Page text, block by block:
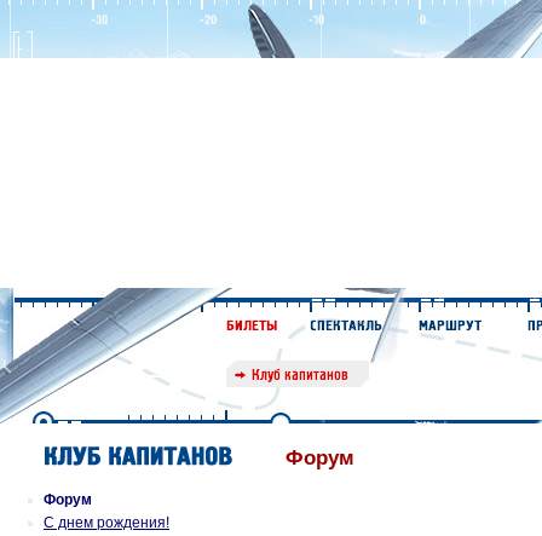
Форум
С днем рождения!
Форум